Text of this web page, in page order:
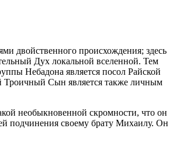
двойственного происхождения; здесь
Дух локальной вселенной. Тем
Небадона является посол Райской
Сын является также личным
необыкновенной скромности, что он
подчинения своему брату Михаилу. Он